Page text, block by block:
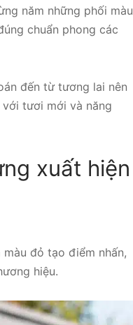
năm những phối màu
chuẩn phong các
đến từ tương lai nên
tươi mới và năng
xuất hiện
đỏ tạo điểm nhấn,
hiệu.